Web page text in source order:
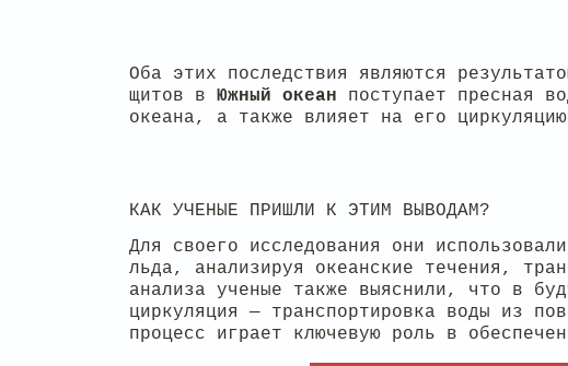
Оба этих последствия являются
щитов в Южный океан поступает пресная
океана, а также влияет на его
КАК УЧЕНЫЕ ПРИШЛИ К ЭТИМ ВЫВОДАМ?
Для своего исследования они
льда, анализируя океанские течения,
анализа ученые также выяснили, что в
циркуляция — транспортировка воды из
процесс играет ключевую роль в